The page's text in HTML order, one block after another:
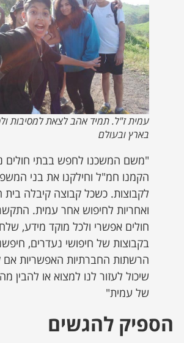
עמית ז"ל. תמיד אהב לצאת למסיבות
בארץ ובעולם
"משם המשכנו לחפש בבתי חולים
הקמנו חמ"ל וחילקנו את בני
לקבוצות. כשכל קבוצה קיבלה בית
ואחריות לחיפוש אחר עמית.
חולים אפשרי ולכל מוקד מידע,
בקבוצות של חיפושי נעדרים,
הרשתות החברתיות האפשריות אם
שיכול לעזור לנו למצוא או להבין
של עמית"
הספיק להגשים